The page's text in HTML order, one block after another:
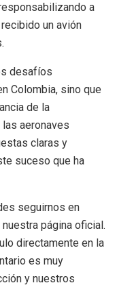
a
un avión
desafíos
Colombia, sino que
de la
aeronaves
claras y
suceso que ha
seguirnos en
página oficial.
directamente en la
es muy
y nuestros